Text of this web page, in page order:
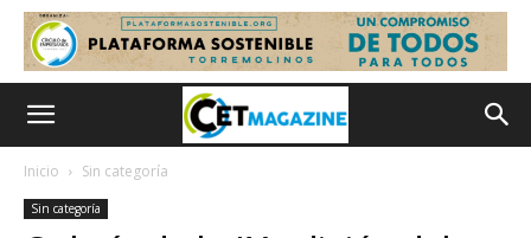
Inicio Sin categoría
Sin categoría